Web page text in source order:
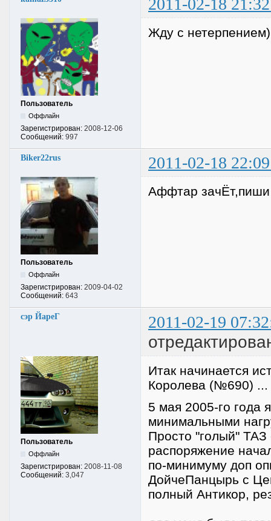
2011-02-18
Пользователь
Оффлайн
Зарегистрирован: 2008-12-06
Сообщений: 997
Жду с
Biker22rus 2011-02-18
Пользователь
Оффлайн
Зарегистрирован: 2009-04-02
Сообщений: 643
Аффтар зачЁт,пиши
сэр ЙареГ 2011-02-19
Пользователь
Оффлайн
Зарегистрирован: 2008-11-08
Сообщений: 3,047
Итак начинается
Королева (№690) ...
5 мая 2005-го года
минимальными
Просто "голый" ТАЗ
распоряжение
по-минимуму доп
ДойчеПанцырь с
полный Антикор,